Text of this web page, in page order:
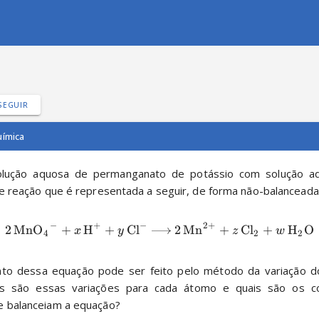
aquosa de permanganato de potássio com solução
reação que é representada a seguir, de forma não-
2 MnOX
4
− + xH X
+ + y Cl− 2 MnX
2+ + z ClX
2 + w HX
2 O
dessa equação pode ser feito pelo método da variação
são essas variações para cada átomo e quais são os
balanceiam a equação?